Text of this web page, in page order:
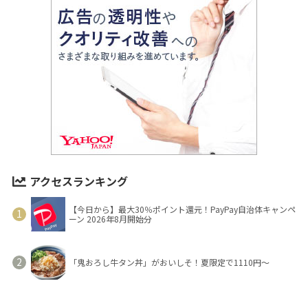
アクセスランキング
【今日から】最大30％ポイント還元！PayPay自治体キャンペ
ーン 2026年8月開始分
「鬼おろし牛タン丼」がおいしそ！夏限定で1110円～